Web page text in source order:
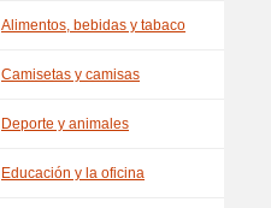
Alimentos, bebidas y tabaco
Camisetas y camisas
Deporte y animales
Educación y la oficina